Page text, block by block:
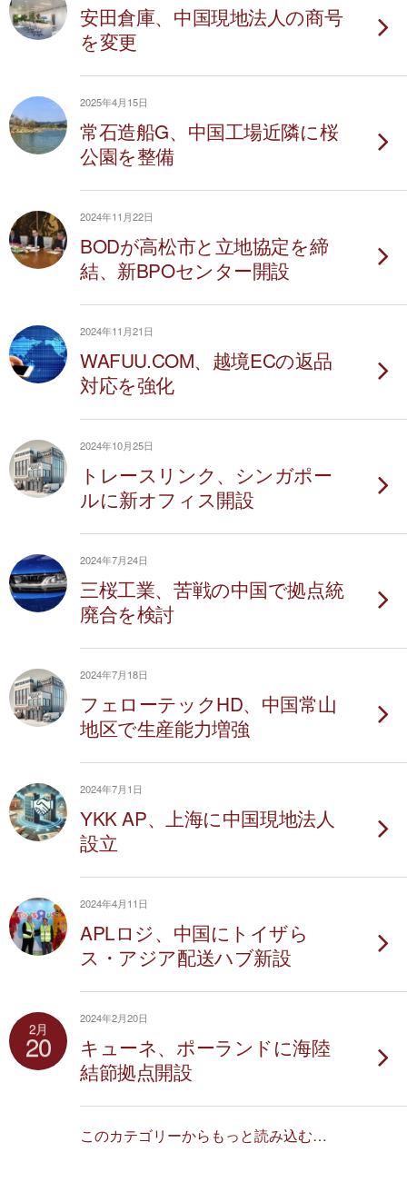
安田倉庫、中国現地法人の商号
を変更
2025年4月15日
常石造船G、中国工場近隣に桜
公園を整備
2024年11月22日
BODが高松市と立地協定を締
結、新BPOセンター開設
2024年11月21日
WAFUU.COM、越境ECの返品
対応を強化
2024年10月25日
トレースリンク、シンガポー
ルに新オフィス開設
2024年7月24日
三桜工業、苦戦の中国で拠点統
廃合を検討
2024年7月18日
フェローテックHD、中国常山
地区で生産能力増強
2024年7月1日
YKK AP、上海に中国現地法人
設立
2024年4月11日
APLロジ、中国にトイザら
ス・アジア配送ハブ新設
2月
20
2024年2月20日
キューネ、ポーランドに海陸
結節拠点開設
このカテゴリーからもっと読み込む…